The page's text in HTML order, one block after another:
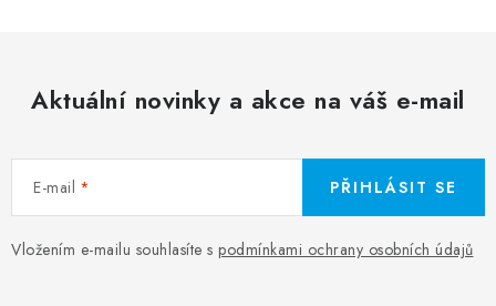
Aktuální novinky a akce na váš e-mail
E-mail
Vložením e-mailu souhlasíte s podmínkami ochrany osobních údajů
PŘIHLÁSIT SE